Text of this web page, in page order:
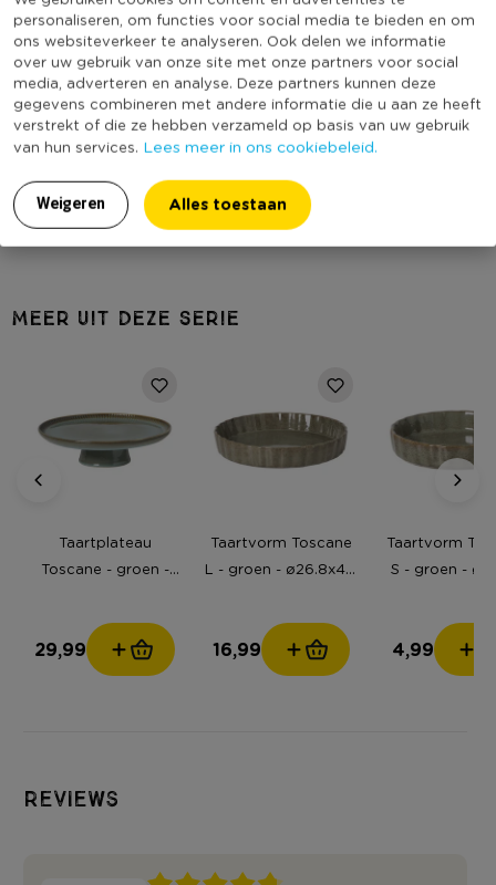
personaliseren, om functies voor social media te bieden en om
ons websiteverkeer te analyseren. Ook delen we informatie
over uw gebruik van onze site met onze partners voor social
media, adverteren en analyse. Deze partners kunnen deze
gegevens combineren met andere informatie die u aan ze heeft
verstrekt of die ze hebben verzameld op basis van uw gebruik
van hun services. Lees meer in ons cookiebeleid.
Weigeren Alles toestaan
aardewerk items. Het glazuur reageert op de chemische
samenstelling van het materiaal en de omgeving tijdens het
bakproces, waardoor elk item een unieke afwerking krijgt.
Tip:Mix en match met de andere kleuren en items uit de
Toscane collectie voor mooie combinaties op tafel.
Kleur
Groen
Print
Effen
Serie
Toscane
Met print
Nee
Geschikt voor magnetron
Ja
Duurzaamheidsscore
MEER UIT DEZE SERIE
Taartplateau
Toscane - groen -
29,99
Taartvorm Toscane
L - groen - ø26.8x4.5
16,99
Taartvorm
S - groen -
4,99
Reviews